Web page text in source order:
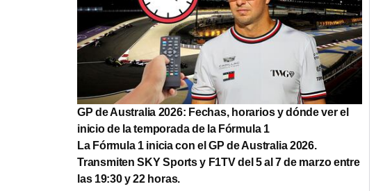
GP de Australia 2026: Fechas, horarios y dónde ver el
inicio de la temporada de la Fórmula 1
La Fórmula 1 inicia con el GP de Australia 2026.
Transmiten SKY Sports y F1TV del 5 al 7 de marzo entre
las 19:30 y 22 horas.